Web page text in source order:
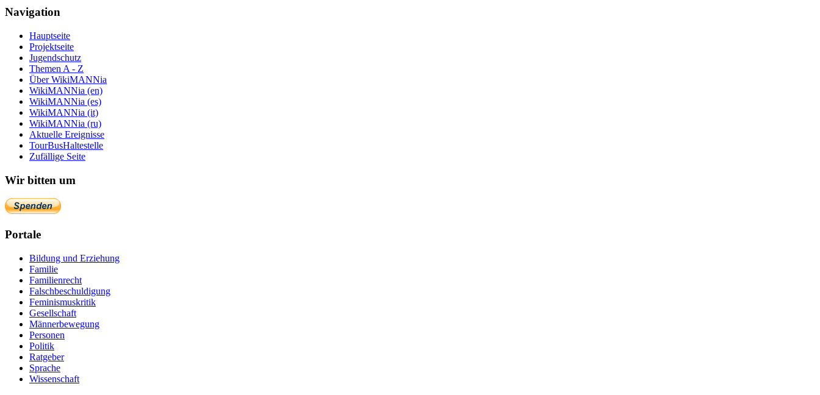
Navigation
Hauptseite
Projektseite
Jugendschutz
Themen A - Z
Über WikiMANNia
WikiMANNia (en)
WikiMANNia (es)
WikiMANNia (it)
WikiMANNia (ru)
Aktuelle Ereignisse
TourBusHaltestelle
Zufällige Seite
Wir bitten um
Portale
Bildung und Erziehung
Familie
Familienrecht
Falschbeschuldigung
Feminismuskritik
Gesellschaft
Männerbewegung
Personen
Politik
Ratgeber
Sprache
Wissenschaft